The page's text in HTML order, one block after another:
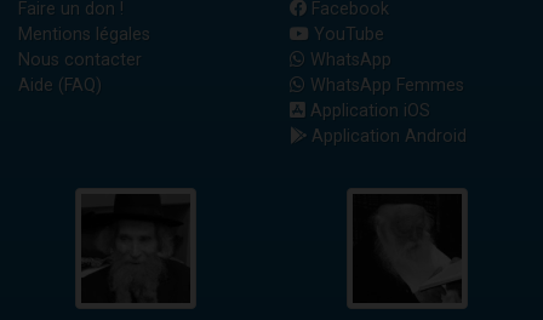
Faire un don !
Mentions légales
Nous contacter
Aide (FAQ)
Facebook
YouTube
WhatsApp
WhatsApp Femmes
Application iOS
Application Android